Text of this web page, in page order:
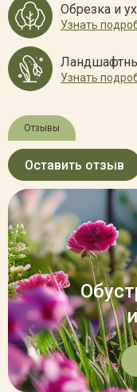
Обрезка и
Узнать
Узнать
Отзывы
Оставить отзыв